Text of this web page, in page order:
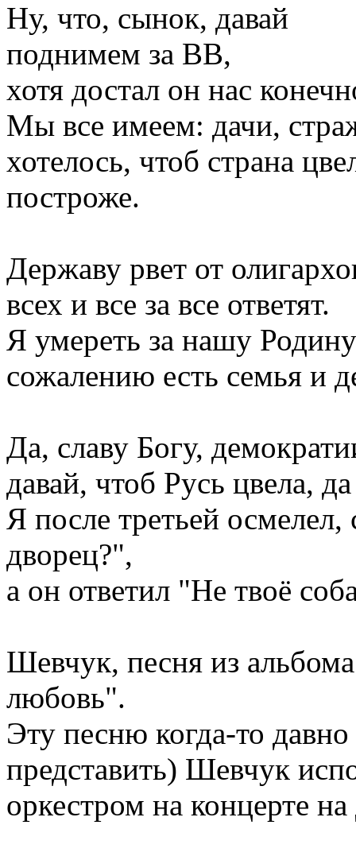
Ну, что, сынок, давай
поднимем за ВВ,
хотя достал он нас
Мы все имеем: дачи,
хотелось, чтоб страна
построже.
Державу рвет от
всех и все за все ответят.
Я умереть за нашу
сожалению есть семья и
Да, славу Богу,
давай, чтоб Русь цвела,
Я после третьей
дворец?",
а он ответил "Не твоё
Шевчук, песня из
любовь".
Эту песню когда-то
представить) Шевчук
оркестром на концерте